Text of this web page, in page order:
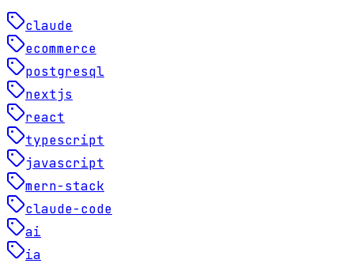
claude
ecommerce
postgresql
nextjs
react
typescript
javascript
mern-stack
claude-code
ai
ia